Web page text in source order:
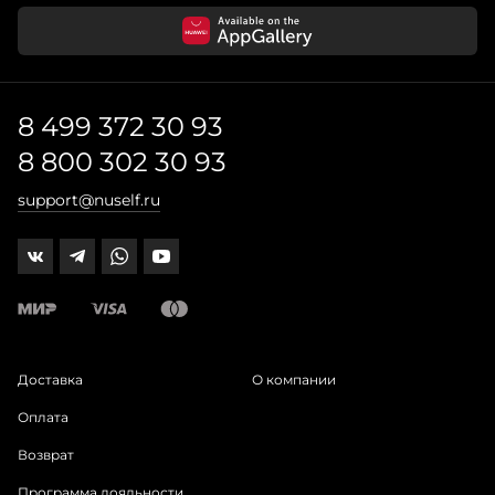
8 499 372 30 93
8 800 302 30 93
support@nuself.ru
Доставка
Оплата
Возврат
О компании